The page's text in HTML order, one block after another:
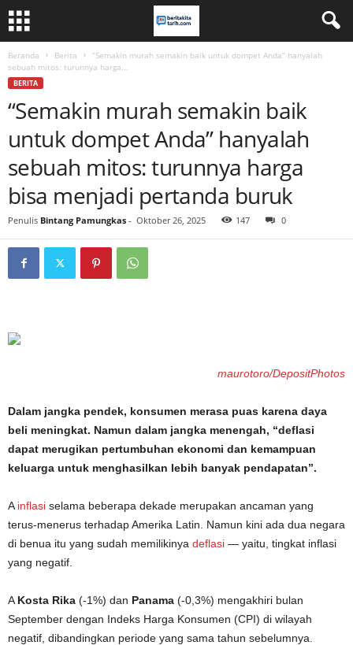
Beranda Berita
“Semakin murah semakin baik untuk dompet Anda” hanyalah
sebuah mitos: turunnya harga...
BERITA
“Semakin murah semakin baik
untuk dompet Anda” hanyalah
sebuah mitos: turunnya harga
bisa menjadi pertanda buruk
Penulis Bintang Pamungkas - Oktober 26, 2025 147 0
maurotoro/DepositPhotos
Dalam jangka pendek, konsumen merasa puas karena daya
beli meningkat. Namun dalam jangka menengah, “deflasi
dapat merugikan pertumbuhan ekonomi dan kemampuan
keluarga untuk menghasilkan lebih banyak pendapatan”.
A inflasi selama beberapa dekade merupakan ancaman yang
terus-menerus terhadap Amerika Latin. Namun kini ada dua negara
di benua itu yang sudah memilikinya deflasi — yaitu, tingkat inflasi
yang negatif.
A Kosta Rika (-1%) dan Panama (-0,3%) mengakhiri bulan
September dengan Indeks Harga Konsumen (CPI) di wilayah
negatif, dibandingkan periode yang sama tahun sebelumnya.